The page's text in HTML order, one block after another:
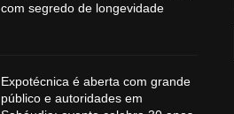
com segredo de longevidade
Expotécnica é aberta com grande
público e autoridades em